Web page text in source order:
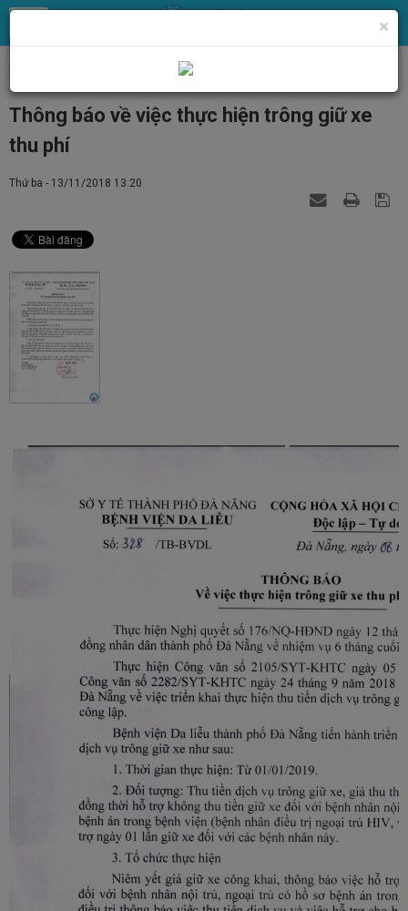
Tin tức, thông báo chung
Thông báo về việc thực hiện trông giữ xe
thu phí
Thứ ba - 13/11/2018 13:20
×